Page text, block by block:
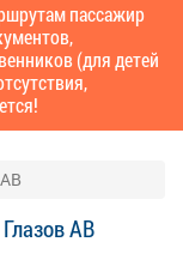
пассажир
(для детей
АВ